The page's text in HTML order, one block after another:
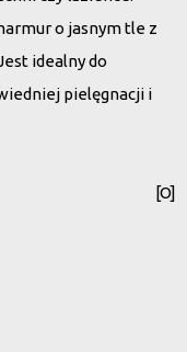
o jasnym tle z
idealny do
pielęgnacji i
[O]